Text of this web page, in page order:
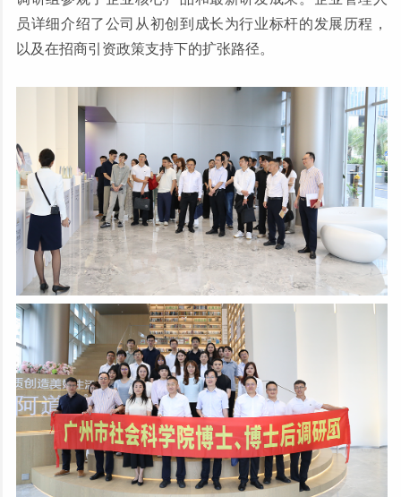
员详细介绍了公司从初创到成长为行业标杆的发展历程，
以及在招商引资政策支持下的扩张路径。